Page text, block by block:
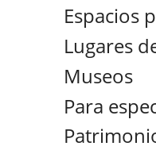
Espacios
Lugares
Museos
Para